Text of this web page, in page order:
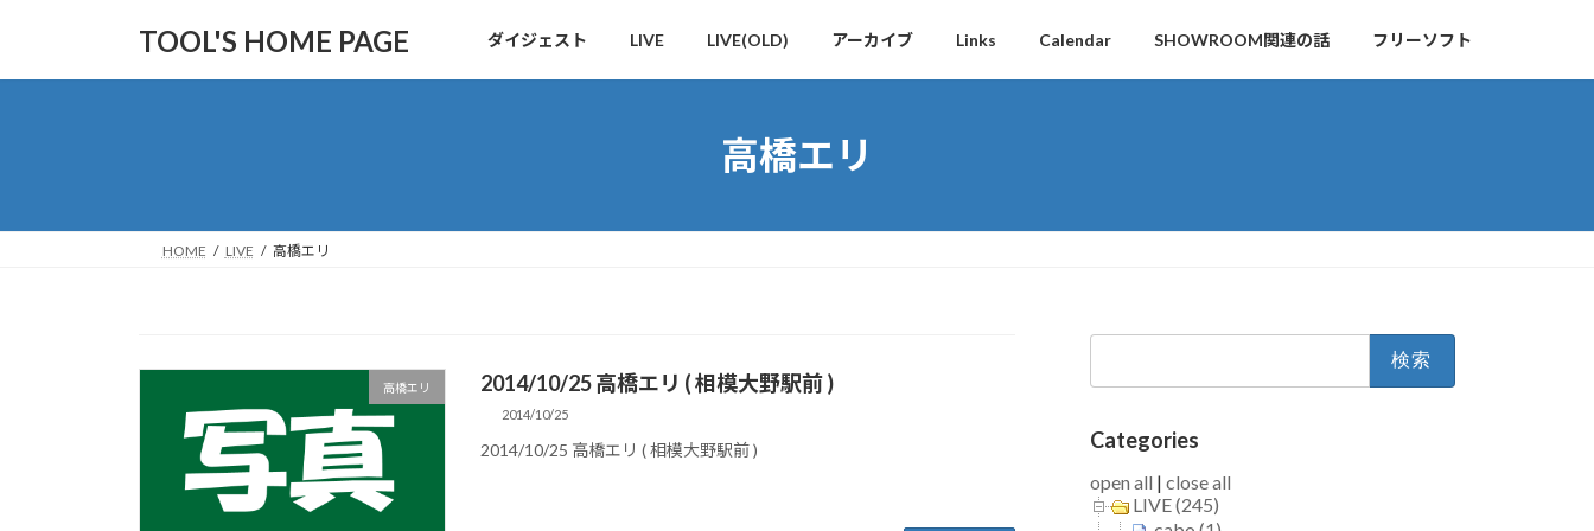
TOOL'S HOME PAGE ダイジェスト LIVE LIVE(OLD) アーカイブ Links Calendar SHOWROOM関連の話 フリーソフト
高橋エリ
HOME LIVE 高橋エリ
高橋エリ 2014/10/25 高橋エリ ( 相模大野駅前 )
2014/10/25
2014/10/25 高橋エリ ( 相模大野駅前 ) Categories
open all |close all
LIVE (245)